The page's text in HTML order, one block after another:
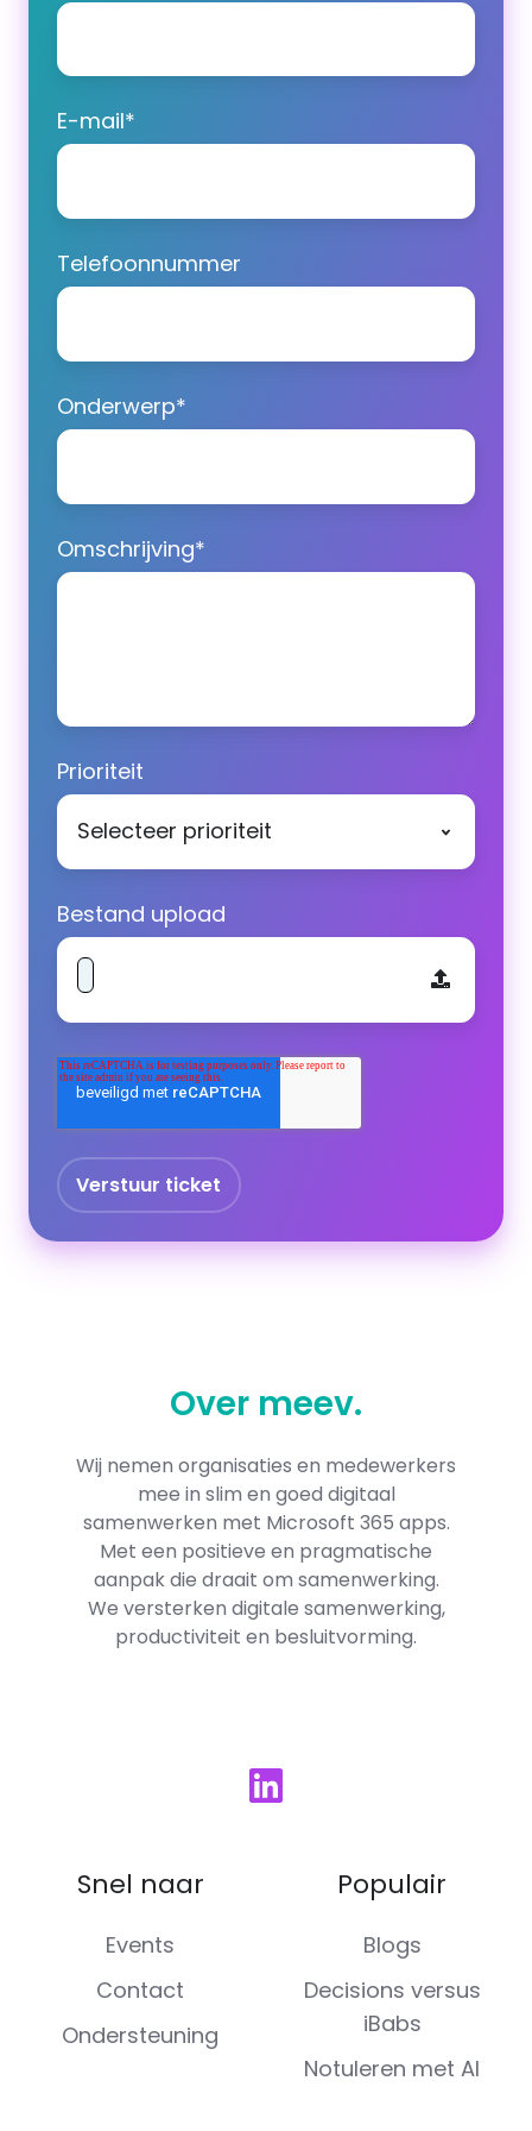
E-mail*
Telefoonnummer
Onderwerp*
Omschrijving*
Prioriteit
Bestand upload
Over meev.
Wij nemen organisaties en medewerkers
mee in slim en goed digitaal
samenwerken met Microsoft 365​ apps.
Met een positieve en pragmatische
aanpak die draait om samenwerking.
We versterken digitale samenwerking,
productiviteit en besluitvorming.
Snel naar
Events
Contact
Ondersteuning
Populair
Blogs
Decisions versus
iBabs
Notuleren met AI